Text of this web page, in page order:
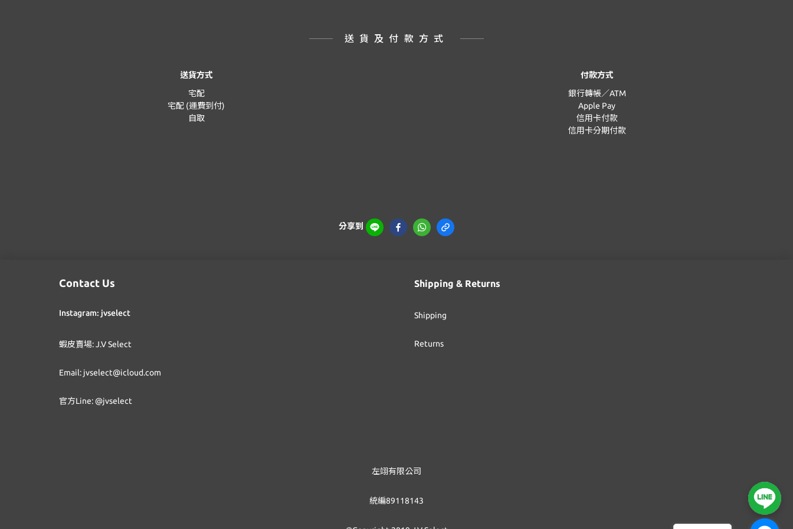
送貨及付款方式
送貨方式
宅配
宅配 (運費到付)
自取
付款方式
銀行轉帳／ATM
Apple Pay
信用卡付款
信用卡分期付款
分享到
Contact Us
Instagram: jvselect
蝦皮賣場: J.V Select
Email: jvselect@icloud.com
官方Line: @jvselect
Shipping & Returns
Shipping
Returns
左翊有限公司
統編89118143